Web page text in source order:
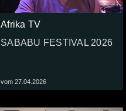
Afrika TV
SABABU FESTIVAL 2026
vom 27.04.2026